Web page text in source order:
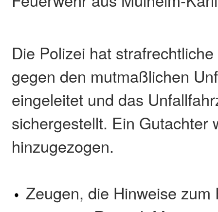
Die Polizei hat
gegen den mutmaßlichen
eingeleitet und das
sichergestellt. Ein Gutachter
hinzugezogen.
Zeugen, die Hinweise zum